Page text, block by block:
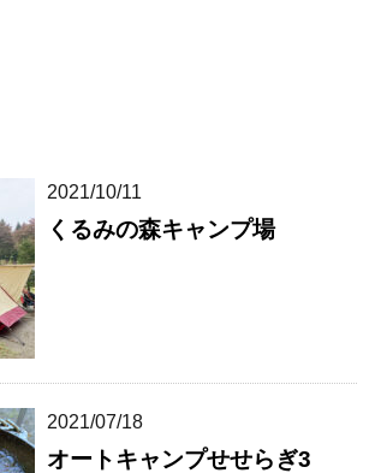
2021/10/11
くるみの森キャンプ場
2021/07/18
オートキャンプせせらぎ3